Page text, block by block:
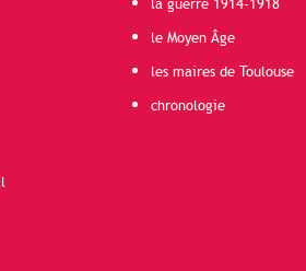
la guerre 1914-1918
le Moyen Âge
les maires de Toulouse
chronologie